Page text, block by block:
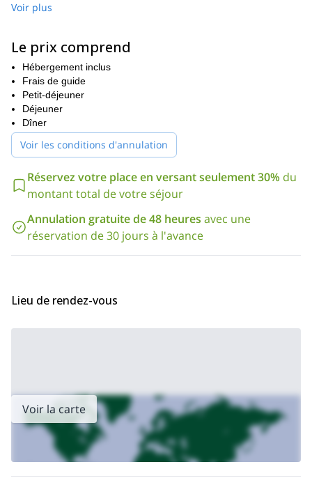
utilisant des crampons pour la traversée du glacier supérieur.
une grande partie du massif andin, notamment
sommet de l'Aconcagua
montagnes.
La meilleure période pour venir dans cette région chilienne est
l'été,de novembre à mars
également profiter de nombreuses autres activités de plein air.
Par exemple, vous pouvez vous lancer un défi en
volcan San Josedans un programme de 5 jours que je dirige.
Donc, si vous avez l'intention de venir au Chili, je peux
organiser un programme parfait pour vous, selon vos souhaits
et vos attentes. Contactez-moi maintenant pour plus de
détails !
Voir plus
Le prix comprend
Hébergement inclus
Frais de guide
Petit-déjeuner
Déjeuner
Dîner
Voir les conditions d'annulation
Réservez votre place en versant seulement 30% du
montant total de votre séjour
Annulation gratuite de 48 heures avec une
réservation de 30 jours à l'avance
Lieu de rendez-vous
Voir la carte